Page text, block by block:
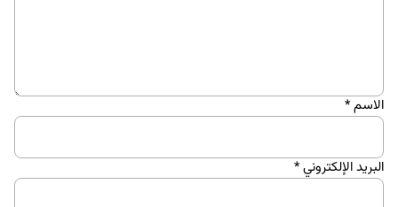
الاسم*
البريد الإلكتروني*